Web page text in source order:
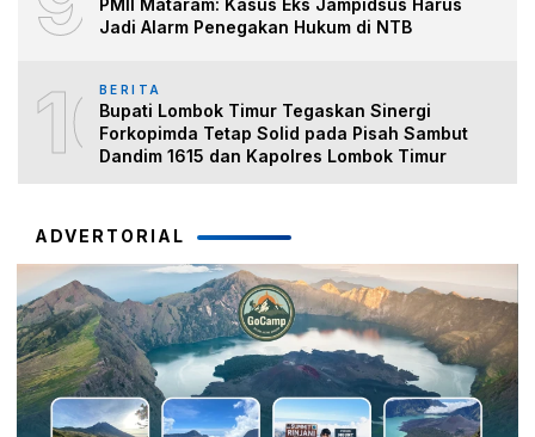
Jadi Alarm Penegakan Hukum di NTB
10BERITA
Bupati Lombok Timur Tegaskan Sinergi
Forkopimda Tetap Solid pada Pisah Sambut
Dandim 1615 dan Kapolres Lombok Timur
ADVERTORIAL